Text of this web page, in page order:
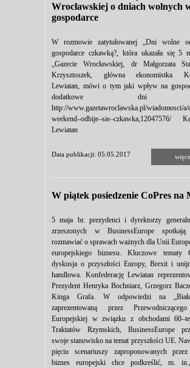
Wrocławskiej o dniach wolnych
gospodarce
W rozmowie zatytułowanej „Dni wolne
gospodarce czkawką?, która ukazała się 5
„Gazecie Wrocławskiej, dr Małgorzata
Krzysztoszek, główna ekonomistka
Lewiatan, mówi o tym jaki wpływ na
dodatkowe dni
http://www.gazetawroclawska.pl/wiadomosci/
weekend–odbije–sie–czkawka,12047576/
Lewiatan
Data publikacji: 05.05.2017
W piątek posiedzenie CoPres na
5 maja br. prezydenci i dyrektorzy
zrzeszonych w BusinessEurope
rozmawiać o sprawach ważnych dla Unii
europejskiego biznesu. Kluczowe tematy
dyskusja o przyszłości Europy, Brexit i
handlowa. Konfederację Lewiatan
Prezydent Henryka Bochniarz, Grzegorz
Kinga Grafa. W odpowiedzi na
zaprezentowaną przez
Europejskiej w związku z obchodami
Traktatów Rzymskich, BusinessEurope
swoje stanowisko na temat przyszłości UE.
pięciu scenariuszy zaproponowanych przez
biznes europejski chce podkreślić, m.